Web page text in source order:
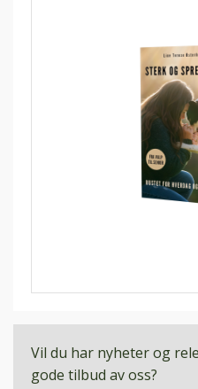
Vil du har nyheter og
gode tilbud av oss?